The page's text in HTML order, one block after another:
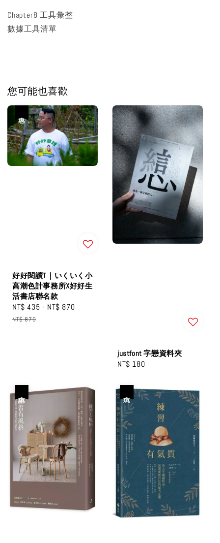
Chapter8 工具彙整
數據工具清單
您可能也喜歡
好好閱讀T｜いくいく小
高潮色計事務所X好好生
活書店聯名款
Sale
price
NT$ 435 - NT$ 870
NT$ 870
justfont 字戀資料夾
Regular
NT$ 180